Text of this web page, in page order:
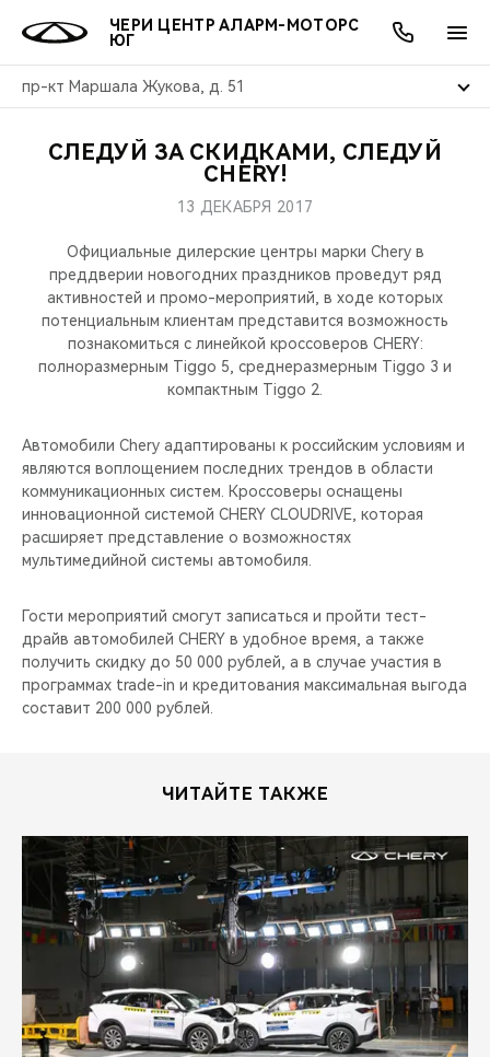
ЧЕРИ ЦЕНТР АЛАРМ-МОТОРС
ЮГ
пр-кт Маршала Жукова, д. 51
МОДЕЛИ
КРОССОВЕРЫ
СЕДАНЫ
ПОКУПАТЕЛЯМ
КРЕДИТ И СТРАХОВАНИЕ
ВЛАДЕЛЬЦАМ
ЗАПЧАСТИ И АКСЕССУАРЫ
ПОДДЕРЖКА
МИР CHERY
О БРЕНДЕ
CHERY В СОЦСЕТЯХ
БЛАГОТВОРИТЕЛЬНОСТЬ
CHERY REMOTE
CHERY И СПОРТ
ВИДЕООБЗОРЫ
CHERY ДЛЯ ДЕТЕЙ
АКЦИИ
ОНЛАЙН СЕРВИСЫ
КРЕДИТ
О КОМПАНИИ
МЫ В СОЦСЕТЯХ
СЛЕДУЙ ЗА СКИДКАМИ, СЛЕДУЙ
CHERY!
13 ДЕКАБРЯ 2017
Официальные дилерские центры марки Chery в
преддверии новогодних праздников проведут ряд
активностей и промо-мероприятий, в ходе которых
потенциальным клиентам представится возможность
познакомиться с линейкой кроссоверов CHERY:
полноразмерным Tiggo 5, среднеразмерным Tiggo 3 и
компактным Tiggo 2.
Автомобили Chery адаптированы к российским условиям и
являются воплощением последних трендов в области
коммуникационных систем. Кроссоверы оснащены
инновационной системой CHERY CLOUDRIVE, которая
расширяет представление о возможностях
мультимедийной системы автомобиля.
Гости мероприятий смогут записаться и пройти тест-
драйв автомобилей CHERY в удобное время, а также
получить скидку до 50 000 рублей, а в случае участия в
программах trade-in и кредитования максимальная выгода
составит 200 000 рублей.
ЧИТАЙТЕ ТАКЖЕ